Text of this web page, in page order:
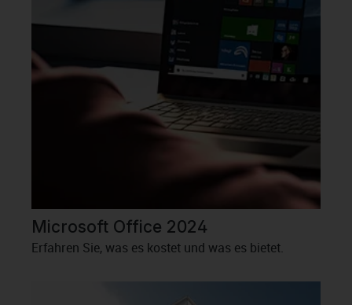
Microsoft Office 2024
Erfahren Sie, was es kostet und was es bietet.